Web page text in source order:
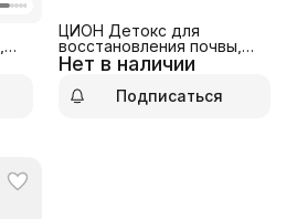
Нет в наличии
ЦИОН Детокс для
восстановления почвы,
800 гр
Подписаться